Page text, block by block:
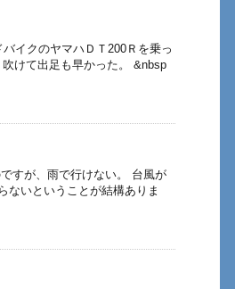
イクのヤマハＤＴ200Ｒを乗っ
けて出足も早かった。 &nbsp
すが、雨で行けない。 台風が
ないということが結構ありま